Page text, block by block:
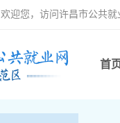
欢迎您，访问许昌市公共就
首页